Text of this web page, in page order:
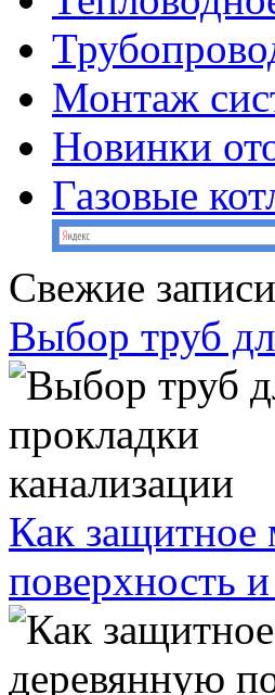
Монтаж
Новинки
Газовые
Свежие записи
Выбор труб
Как защитное
поверхность